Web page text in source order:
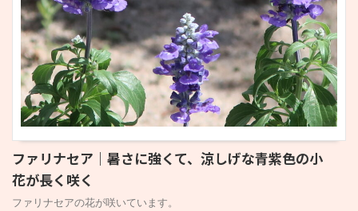
ファリナセア｜暑さに強くて、涼しげな青紫色の小
花が長く咲く
ファリナセアの花が咲いています。